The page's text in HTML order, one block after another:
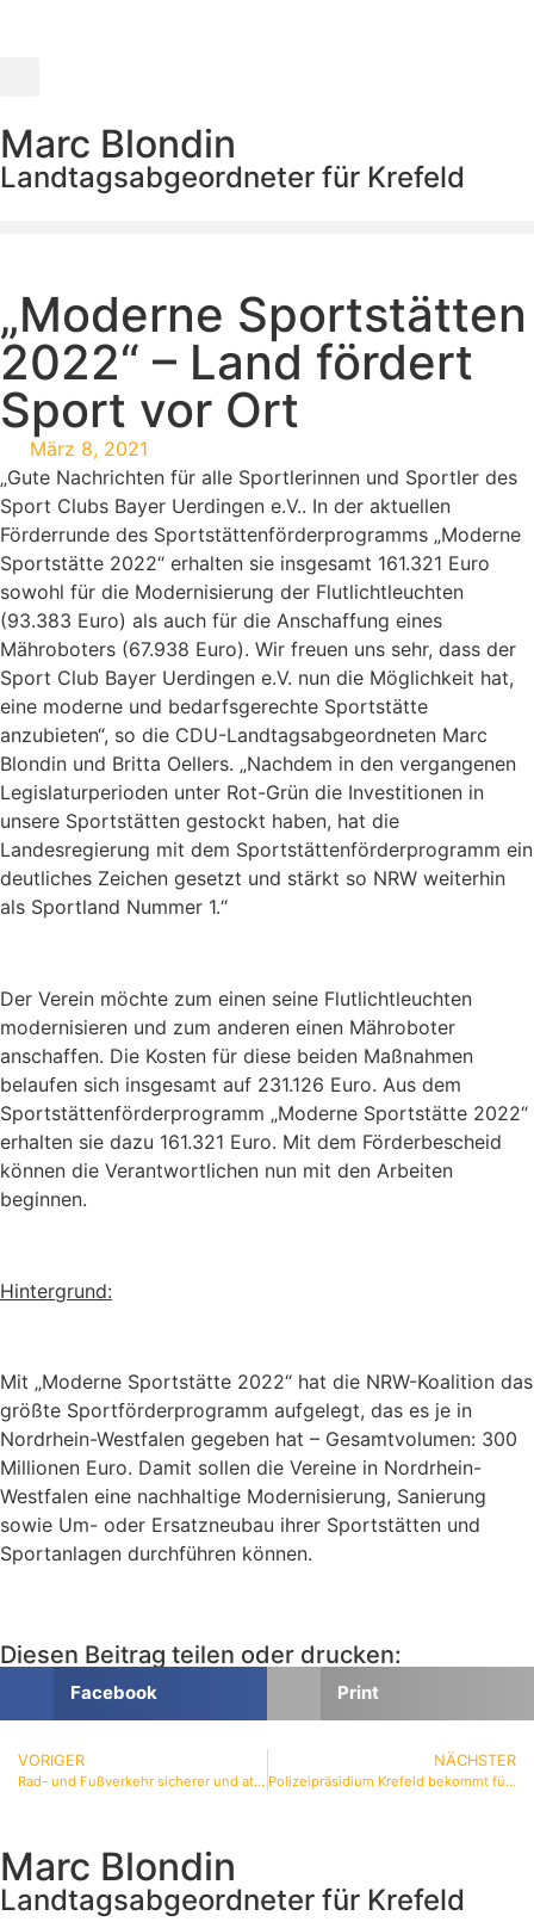
Marc Blondin
Landtagsabgeordneter für Krefeld
„Moderne Sportstätten
2022“ – Land fördert
Sport vor Ort
März 8, 2021
„Gute Nachrichten für alle Sportlerinnen und Sportler des
Sport Clubs Bayer Uerdingen e.V.. In der aktuellen
Förderrunde des Sportstättenförderprogramms „Moderne
Sportstätte 2022“ erhalten sie insgesamt 161.321 Euro
sowohl für die Modernisierung der Flutlichtleuchten
(93.383 Euro) als auch für die Anschaffung eines
Mähroboters (67.938 Euro). Wir freuen uns sehr, dass der
Sport Club Bayer Uerdingen e.V. nun die Möglichkeit hat,
eine moderne und bedarfsgerechte Sportstätte
anzubieten“, so die CDU-Landtagsabgeordneten Marc
Blondin und Britta Oellers. „Nachdem in den vergangenen
Legislaturperioden unter Rot-Grün die Investitionen in
unsere Sportstätten gestockt haben, hat die
Landesregierung mit dem Sportstättenförderprogramm ein
deutliches Zeichen gesetzt und stärkt so NRW weiterhin
als Sportland Nummer 1.“
Der Verein möchte zum einen seine Flutlichtleuchten
modernisieren und zum anderen einen Mähroboter
anschaffen. Die Kosten für diese beiden Maßnahmen
belaufen sich insgesamt auf 231.126 Euro. Aus dem
Sportstättenförderprogramm „Moderne Sportstätte 2022“
erhalten sie dazu 161.321 Euro. Mit dem Förderbescheid
können die Verantwortlichen nun mit den Arbeiten
beginnen.
Hintergrund:
Mit „Moderne Sportstätte 2022“ hat die NRW-Koalition das
größte Sportförderprogramm aufgelegt, das es je in
Nordrhein-Westfalen gegeben hat – Gesamtvolumen: 300
Millionen Euro. Damit sollen die Vereine in Nordrhein-
Westfalen eine nachhaltige Modernisierung, Sanierung
sowie Um- oder Ersatzneubau ihrer Sportstätten und
Sportanlagen durchführen können.
Diesen Beitrag teilen oder drucken:
Facebook Print
VORIGER
Rad- und Fußverkehr sicherer und attraktiver machen – 76.800 Euro für Krefeld
NÄCHSTER
Polizeipräsidium Krefeld bekommt fünf zusätzliche Stellen
Marc Blondin
Landtagsabgeordneter für Krefeld